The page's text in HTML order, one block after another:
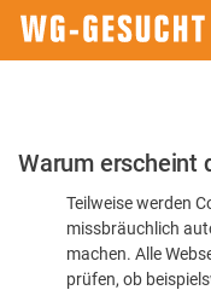
Bitte
dass
Warum erscheint
Teilweise werden
missbräuchlich
machen. Alle
prüfen, ob